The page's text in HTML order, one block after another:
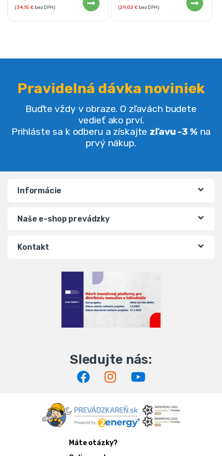
(34,15€bez DPH) (29,02€bez DPH)
Pravidelná dávka noviniek
Buďte vždy v obraze. O zľavách budete
vedieť ako prví.
Prihláste sa k odberu a získajte zľavu -3 % na
prvý nákup.
Informácie
Naše e-shop prevádzky
Kontakt
Máte otázky?